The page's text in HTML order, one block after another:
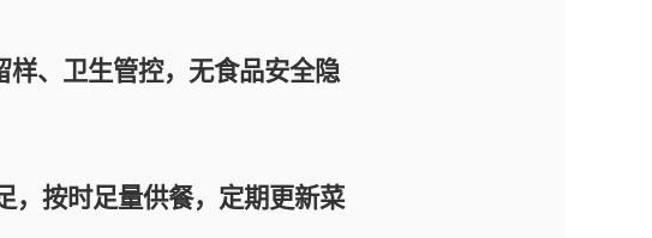
、卫生管控，无食品安全隐
按时足量供餐，定期更新菜